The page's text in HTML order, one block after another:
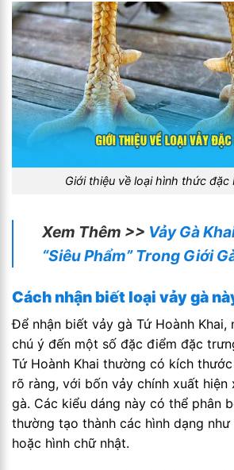
Giới thiệu về loại hình thức đặc
Xem Thêm >> Vảy Gà
“Siêu Phẩm” Trong Giới
Cách nhận biết loại vảy gà
Để nhận biết vảy gà Tứ Hoành Khai,
chú ý đến một số đặc điểm đặc
Tứ Hoành Khai thường có kích
rõ ràng, với bốn vảy chính xuất hiện
gà. Các kiểu dáng này có thể phân
thường tạo thành các hình dạng
hoặc hình chữ nhật.